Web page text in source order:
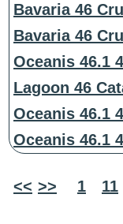
Bavaria 46
Bavaria 46
Oceanis 46.1
Lagoon 46
Oceanis 46.1
Oceanis 46.1
<< >> 1 11